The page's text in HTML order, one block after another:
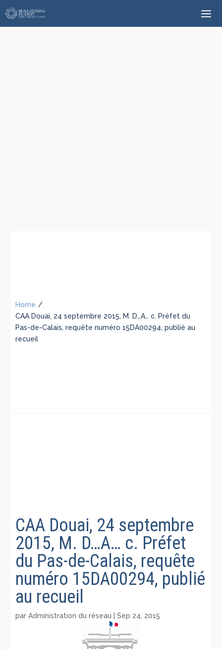
Home /
CAA Douai, 24 septembre 2015, M. D…A… c. Préfet du
Pas-de-Calais, requête numéro 15DA00294, publié au
recueil
CAA Douai, 24 septembre
2015, M. D…A… c. Préfet
du Pas-de-Calais, requête
numéro 15DA00294, publié
au recueil
parAdministration du réseau |Sep 24, 2015